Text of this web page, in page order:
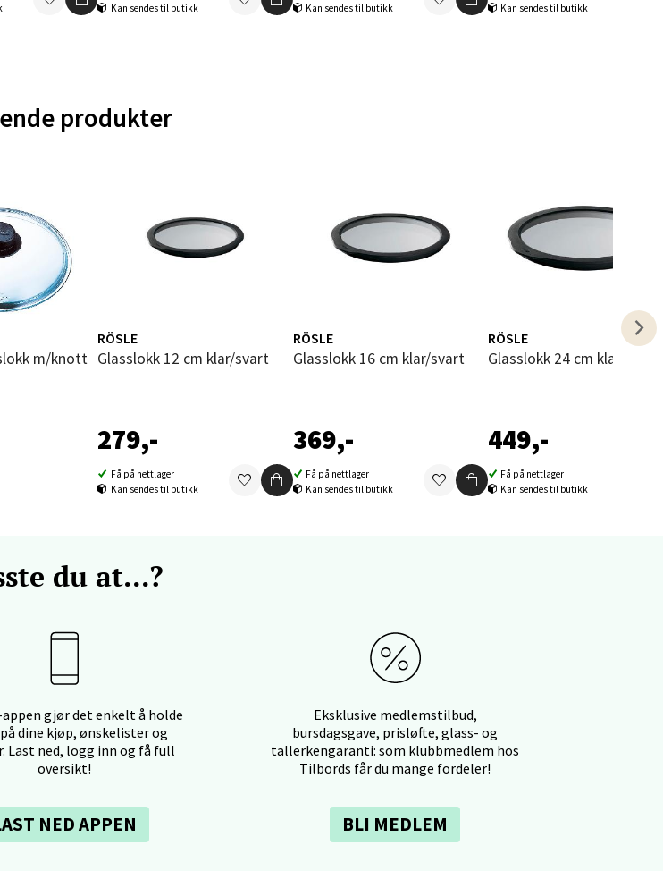
Kan sendes til butikk
Kan sendes til butikk
Kan sendes til butikk
produkter
RÖSLE
Glasslokk 12 cm klar/svart
279,-
Få på nettlager
Kan sendes til butikk
RÖSLE
Glasslokk 16 cm klar/svart
369,-
Få på nettlager
Kan sendes til butikk
RÖSLE
Glasslokk 24 cm klar/svart
449,-
Få på nettlager
Kan sendes til butikk
du at...?
gjør det enkelt å holde
dine kjøp, ønskelister og
Last ned, logg inn og få full
oversikt!
NED APPEN
Eksklusive medlemstilbud,
bursdagsgave, prisløfte, glass- og
tallerkengaranti: som klubbmedlem hos
Tilbords får du mange fordeler!
BLI MEDLEM
Malmporten
Fyllingsdalen
7340 Oppdal